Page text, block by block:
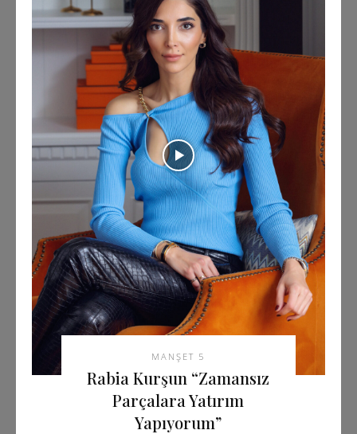
MANŞET 5
Rabia Kurşun “Zamansız
Parçalara Yatırım
Yapıyorum”